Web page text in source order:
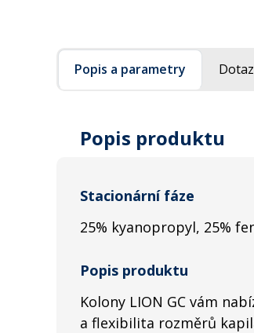
Popis a parametry
Popis produktu
Stacionární fáze
25% kyanopropyl, 25%
Popis produktu
Kolony LION GC vám
a flexibilita rozměrů